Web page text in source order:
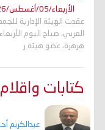
الأربعاء/05/أغسطس/2026 - 07:43 م
عقدت الهيئة الإدارية
العربي، صباح اليوم
هرهرة، عضو هيئة ر
كتابات واقلام
عبدالكريم